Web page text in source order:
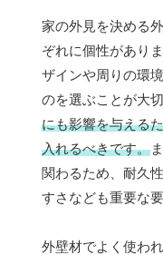
家の外見を決める
ぞれに個性があり
ザインや周りの環
のを選ぶことが大切
にも影響を与える
入れるべきです。
関わるため、耐久
すさなども重要な
外壁材でよく使わ